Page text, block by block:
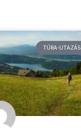
TÚRA-UTAZÁS